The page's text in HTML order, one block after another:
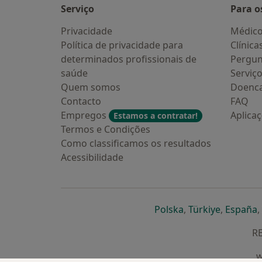
Serviço
Privacidade
Política de privacidade para
determinados profissionais de
saúde
Quem somos
Contacto
Empregos
Estamos a contratar!
Termos e Condições
Como classificamos os resultados
Acessibilidade
Para
FAQ
Polskaabre num novo
, Türkiyeabre
, España,